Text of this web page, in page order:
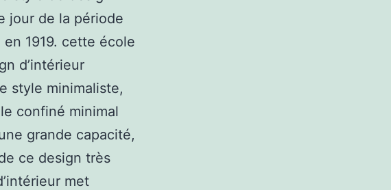
jour de la période
1919. cette école
d’intérieur
style minimaliste,
confiné minimal
grande capacité,
ce design très
met